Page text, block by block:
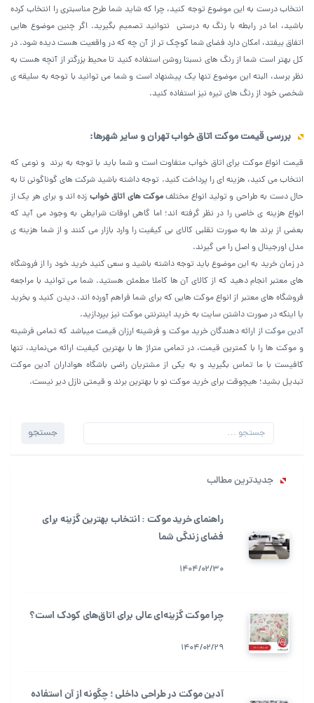
انتخاب درست به این موضوع توجه کنید، چرا که شاید شما طرح مناسبتری را انتخاب کرده
باشید، اما در رابطه با رنگ به درستی نتوانید تصمیم بگیرید. اگر چنین موضوع هایی
اتفاق بیفتد، امکان دارد فضای شما کوچک تر از آن چه که در واقعیت هست دیده شود. در
کل بهتر است شما از رنگ ‌های نسبتا روشن استفاده کنید تا محیط بزرگتر از آنچه هست به
نظر برسد، البته این موضوع تنها یک پیشنهاد است و شما می ‌توانید با توجه به سلیقه ی
شخصی خود از رنگ ‌های تیره نیز استفاده کنید.
بررسی قیمت موکت‌ اتاق‌ خواب‌ تهران و سایر شهرها:
قیمت انواع موکت برای اتاق خواب متفاوت است و شما باید با توجه به برند و نوعی که
انتخاب می‌ کنید، هزینه‌ ای را پرداخت کنید. توجه داشته باشید شرکت های گوناگونی تا به
حال دست به طراحی و تولید انواع مختلفموکت های اتاق خواب زده اند و برای هر یک از
انواع هزینه‌ ی خاصی را در نظر گرفته اند؛ اما گاهی اوقات شرایطی به وجود می‌ آید که
بعضی از برند ها به صورت تقلبی کالای بی کیفیت را وارد بازار می ‌کنند و از شما هزینه‌ ی
مدل اورجینال و اصل را می ‌گیرند.
در زمان خرید به این موضوع باید توجه داشته باشید و سعی کنید خرید خود را از فروشگاه
‌های معتبر انجام دهید که از کالای آن ‌ها کاملا مطمئن هستید. شما می‌ توانید با مراجعه
فروشگاه های معتبر از انواع موکت ‌هایی که برای شما فراهم آورده اند، دیدن کنید و بخرید
یا اینکه در صورت داشتن سایت به خرید اینترنتی موکت نیز بپردازید.
آدین موکتاز ارائه دهندگان خرید موکت و فرشینه ارزان قیمت میباشد که تمامی فرشینه
و موکت ها را با کمترین قیمت، در تمامی متراژ ها با بهترین کیفیت ارائه می‌نماید، تنها
کافیست با ما تماس بگیرید و به یکی از مشتریان راضی باشگاه هواداران آدین موکت
تبدیل بشید؛ هیچوقت برای خرید موکت نو با بهترین برند و قیمتی نازل دیر نیست.
جستجو
جستجو
جدیدترین مطالب
راهنمای خرید موکت : انتخاب بهترین گزینه برای
فضای زندگی شما
1404/02/30
چرا موکت گزینه‌ای عالی برای اتاق‌های کودک است؟
1404/02/29
آدین موکت در طراحی داخلی ؛ چگونه از آن استفاده